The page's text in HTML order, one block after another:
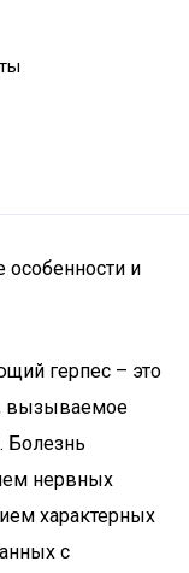
и
герпес – это
вызываемое
Болезнь
нервных
характерных
с